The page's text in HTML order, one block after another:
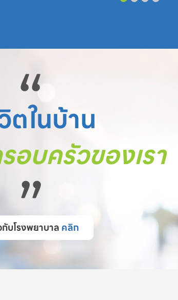
“
ตในบ้าน
อบครัวของเรา
”
กับโรงพยาบาล คลิก